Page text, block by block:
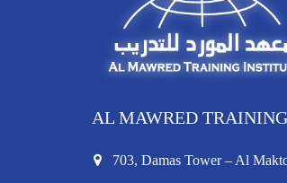
AL MAWRED
703, Damas Tower – Al